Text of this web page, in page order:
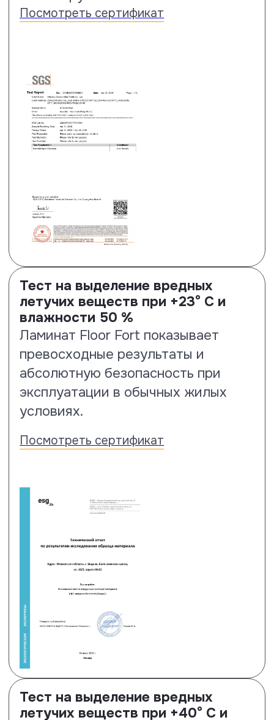
истираемости.
Посмотреть сертификат
Тест на ударостойкость
Тест на ударостойкость по
стандарту EN13329 проводится с
324 грамма и диаметром 42.8 мм.
На образцы ламината Floor Fort
шар падает с высоты 2 метров. По
результатам испытаний образцы
Floor Fort выдержали падение
этого предмета с заданной высоты,
не показав никаких визуальных
деструкций поверхности.
Посмотреть сертификат
свойства
Ламинированные полы Floor Fort
нпоказывают результат на 35% –
1.46 кВ.
Посмотреть сертификат